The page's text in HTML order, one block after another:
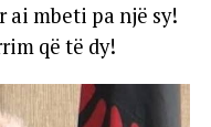
ai mbeti pa një sy!
që të dy!